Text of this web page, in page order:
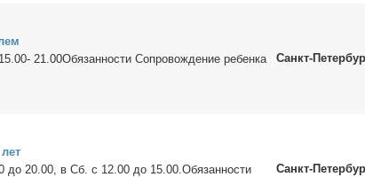
21.00Обя­зан­но­сти Со­про­вож­де­ние ре­бен­ка
Санкт-
до 20.00, в Сб. с 12.00 до 15.00.Обя­зан­но­сти
Санкт-